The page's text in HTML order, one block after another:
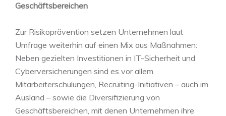
Geschäftsbereichen
Zur Risikoprävention setzen Unternehmen laut
Umfrage weiterhin auf einen Mix aus Maßnahmen:
Neben gezielten Investitionen in IT-Sicherheit und
Cyberversicherungen sind es vor allem
Mitarbeiterschulungen, Recruiting-Initiativen – auch im
Ausland – sowie die Diversifizierung von
Geschäftsbereichen, mit denen Unternehmen ihre